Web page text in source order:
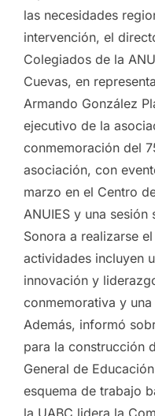
las necesidades
intervención, el
Colegiados de la
Cuevas, en
Armando González
ejecutivo de la
conmemoración del
asociación, con
marzo en el Centro
ANUIES y una
Sonora a realizarse
actividades incluyen
innovación y
conmemorativa y
Además, informó
para la construcción
General de
esquema de trabajo
la UABC lidera la